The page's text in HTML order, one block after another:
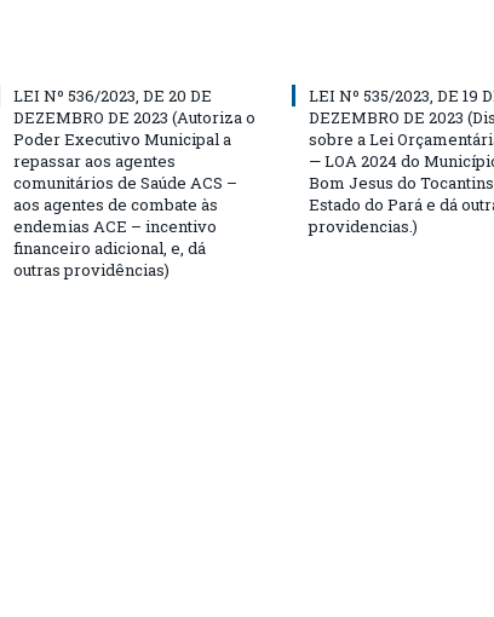
LEI Nº 536/2023, DE 20 DE
DEZEMBRO DE 2023 (Autoriza o
Poder Executivo Municipal a
repassar aos agentes
comunitários de Saúde ACS –
aos agentes de combate às
endemias ACE – incentivo
financeiro adicional, e, dá
outras providências)
LEI Nº 535/2023, DE 19
DEZEMBRO DE 2023
sobre a Lei
— LOA 2024 do
Bom Jesus do
Estado do Pará e dá
providencias.)